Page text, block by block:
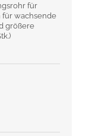
für
für wachsende
größere